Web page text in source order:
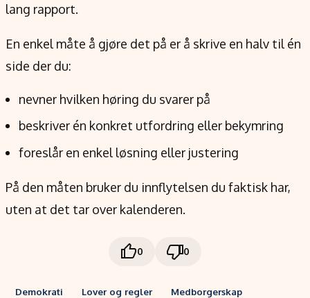
lang rapport.
En enkel måte å gjøre det på er å skrive en halv til én
side der du:
nevner hvilken høring du svarer på
beskriver én konkret utfordring eller bekymring
foreslår en enkel løsning eller justering
På den måten bruker du innflytelsen du faktisk har,
uten at det tar over kalenderen.
0 0
Demokrati Lover og regler
Medborgerskap